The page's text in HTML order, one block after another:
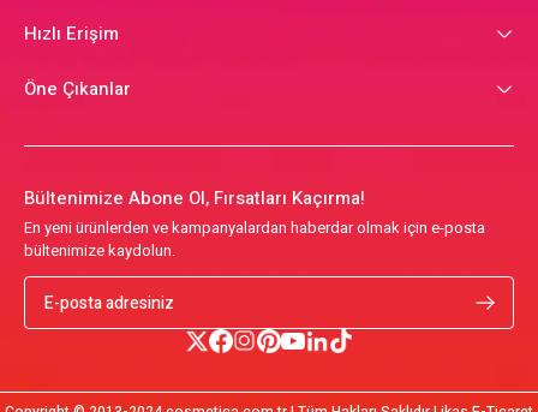
Hızlı Erişim
Öne Çıkanlar
Bültenimize Abone Ol, Fırsatları Kaçırma!
En yeni ürünlerden ve kampanyalardan haberdar olmak için e-posta
bültenimize kaydolun.